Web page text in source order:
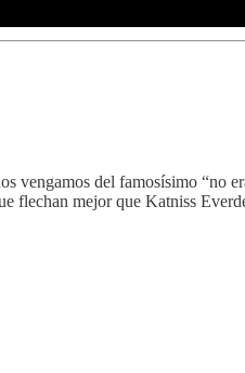
vengamos del famosísimo
flechan mejor que Katniss